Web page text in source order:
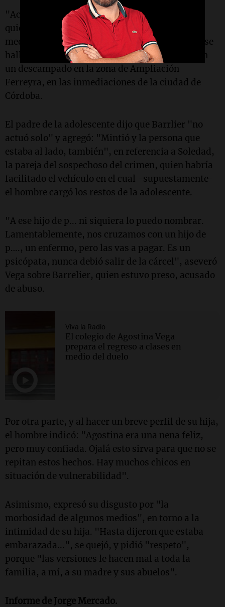
"Acá hay más gente implicada", ratificó Vega,
quien admitió haber hablado con Barrelier en
medio de su propia investigación, antes de que se
hallaran los restos de su hija, descuartizados en
un descampado en la zona de Ampliación
Ferreyra, en las inmediaciones de la ciudad de
Córdoba.
El padre de la adolescente dijo que Barrlier "no
actuó solo" y agregó: "Mintió y la persona que
estaba al lado, también", en referencia a Soledad,
la pareja del sospechoso del crimen, quien habría
facilitado el vehículo en el cual -supuestamente-
el hombre cargó los restos de la adolescente.
"A ese hijo de p... ni siquiera lo puedo nombrar.
Lamentablemente, nos cruzamos con un hijo de
p…., un enfermo, pero las vas a pagar. Es un
psicópata, nunca debió salir de la cárcel", aseveró
Vega sobre Barrelier, quien estuvo preso, acusado
de abuso.
Viva la Radio
El colegio de Agostina Vega
prepara el regreso a clases en
medio del duelo
Por otra parte, y al hacer un breve perfil de su hija,
el hombre indicó: "Agostina era una nena feliz,
pero muy confiada. Ojalá esto sirva para que no se
repitan estos hechos. Hay muchos chicos en
situación de vulnerabilidad".
Asimismo, expresó su disgusto por "la
morbosidad de algunos medios", en torno a la
intimidad de su hija. "Hasta dijeron que estaba
embarazada...", se quejó, y pidió "respeto",
porque "las versiones le hacen mal a toda la
familia, a mí, a su madre y sus abuelos".
Informe de Jorge Mercado.